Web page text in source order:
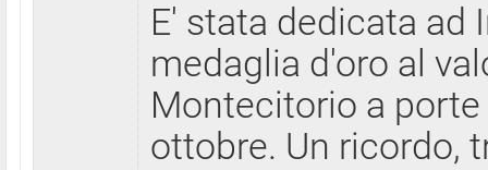
E' stata dedicata ad
medaglia d'oro al
Montecitorio a
ottobre. Un ricordo,